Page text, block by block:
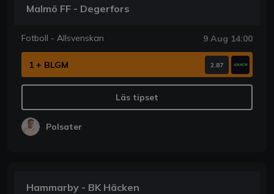
Malmö FF - Degerfors
Fotboll - Allsvenskan 9 Aug 14:00
1 + BLGM 2.87
Läs tipset
Polsater
Hammarby - BK Häcken